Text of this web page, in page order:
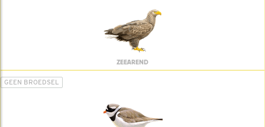
ZEEAREND
GEEN BROEDSEL